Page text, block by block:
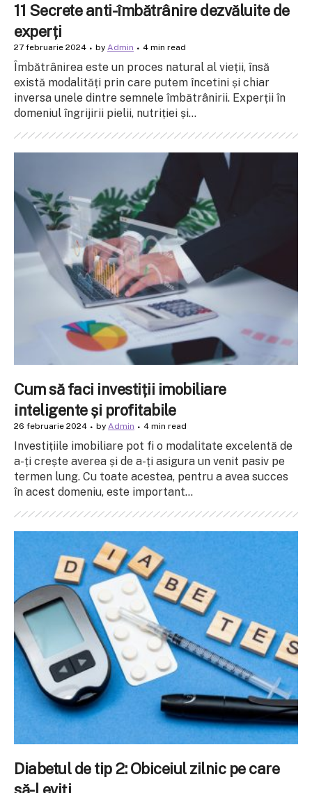
11 Secrete anti-îmbătrânire dezvăluite de
experți
27 februarie 2024 by Admin 4 min read
Îmbătrânirea este un proces natural al vieții, însă
există modalități prin care putem încetini și chiar
inversa unele dintre semnele îmbătrânirii. Experții în
domeniul îngrijirii pielii, nutriției și...
Cum să faci investiții imobiliare
inteligente și profitabile
26 februarie 2024 by Admin 4 min read
Investițiile imobiliare pot fi o modalitate excelentă de
a-ți crește averea și de a-ți asigura un venit pasiv pe
termen lung. Cu toate acestea, pentru a avea succes
în acest domeniu, este important...
Diabetul de tip 2: Obiceiul zilnic pe care
să-l eviți